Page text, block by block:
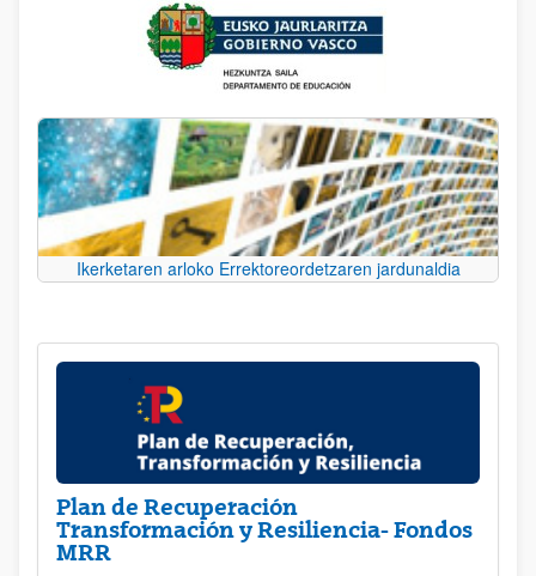
Ikerketaren arloko Errektoreordetzaren jardunaldia
Plan de Recuperación
Transformación y Resiliencia- Fondos
MRR